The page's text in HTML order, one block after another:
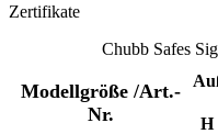
Zertifikate
Chubb Safes
Modellgröße /Art.-
Nr.
H